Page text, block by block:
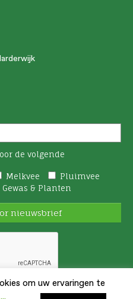
om uw ervaringen te